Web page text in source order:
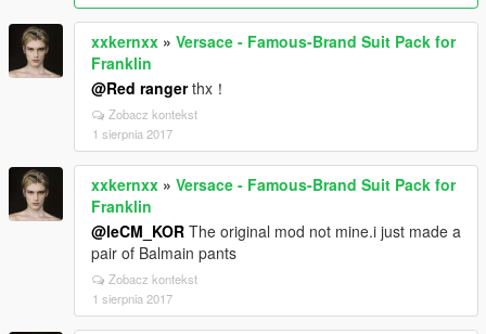
xxkernxx » Versace - Famous-Brand Suit Pack for
Franklin
@Red rangerthx！
Zobacz kontekst
1 sierpnia 2017
xxkernxx » Versace - Famous-Brand Suit Pack for
Franklin
@leCM_KOR The original mod not mine.i just made a
pair of Balmain pants
Zobacz kontekst
1 sierpnia 2017